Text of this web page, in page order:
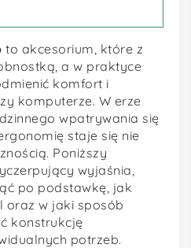
to akcesorium, które z
a w praktyce
komfort i
komputerze. W erze
wpatrywania się
staje się nie
Poniższy
wyjaśnia,
po podstawkę, jak
oraz w jaki sposób
konstrukcję
potrzeb.